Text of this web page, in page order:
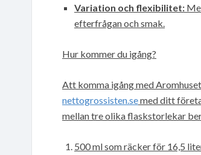
Variation och flexibilitet:
efterfrågan och smak.
Hur kommer du igång?
Att komma igång med
nettogrossisten.semed ditt
mellan tre olika flaskstorlekar
500 ml som räcker för 16,5